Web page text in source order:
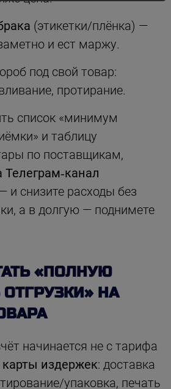
(этикетки/плёнка) —
и ест маржу.
под свой товар:
протирание.
список «минимум
и таблицу
по поставщикам,
и снизите расходы без
а в долгую — поднимете
«ПОЛНУЮ
НА
начинается не с тарифа
карты издержек: доставка
упаковка, печать